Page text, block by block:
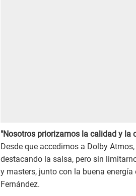
"Nosotros priorizamos la calidad y la
Desde que accedimos a Dolby
destacando la salsa, pero sin
y masters, junto con la buena
Fernández.